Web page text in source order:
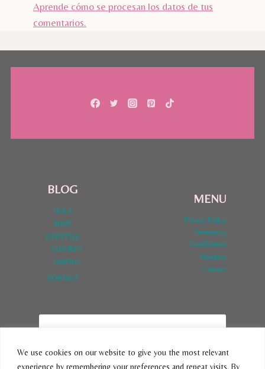
We use cookies on our website to give you the most relevant
experience by remembering your preferences and repeat visits. By
Aprende cómo se procesan los datos de tus
comentarios.
BLOG
HOLA
SHOP
LYFESTYLE
SABORES
DINERO
CONTACT
MENU
Privacy Policy
Términos y
Condiciones
Nosotros
Contact